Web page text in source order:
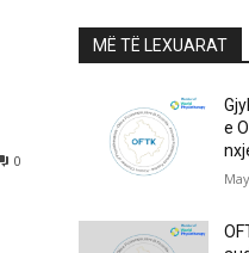
0
MË TË LEXUARAT
e